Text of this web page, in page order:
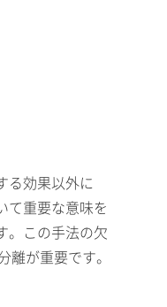
る効果以外に
て重要な意味を
。この手法の欠
離が重要です。